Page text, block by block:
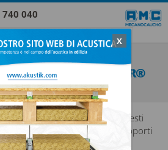
040
X
AKUSTIK+SYLOMER®
T60 NONIUS + SYLOMER®
SUPPORTI AKUSTIK+SYLOMER®
Questi
supporti